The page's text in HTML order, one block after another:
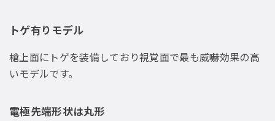
トゲ有りモデル
槍上面にトゲを装備しており視覚面で最も威嚇効果の高
いモデルです。
電極先端形状は丸形